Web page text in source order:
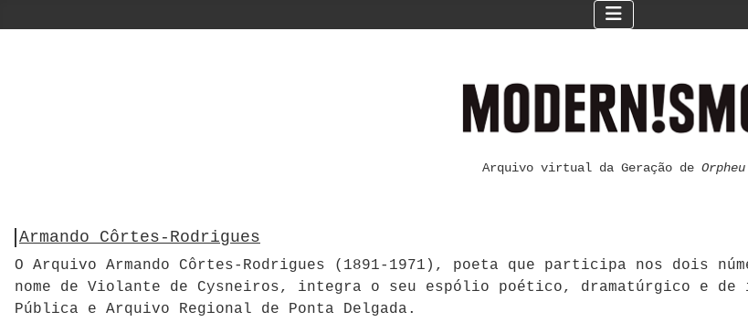
Arquivo virtual da Geração de Orpheu
Armando Côrtes-Rodrigues
O Arquivo Armando Côrtes-Rodrigues (1891-1971), poeta que participa nos dois
nome de Violante de Cysneiros, integra o seu espólio poético, dramatúrgico e
Pública e Arquivo Regional de Ponta Delgada.